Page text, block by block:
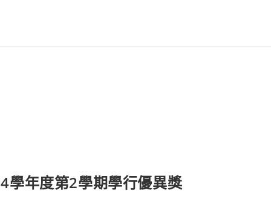
學年度第2學期學行優異獎